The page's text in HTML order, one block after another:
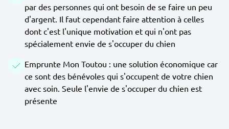
par des personnes qui ont besoin de se faire un peu
d'argent. Il faut cependant faire attention à celles
dont c'est l'unique motivation et qui n'ont pas
spécialement envie de s'occuper du chien
Emprunte Mon Toutou : une solution économique car
ce sont des bénévoles qui s'occupent de votre chien
avec soin. Seule l'envie de s'occuper du chien est
présente